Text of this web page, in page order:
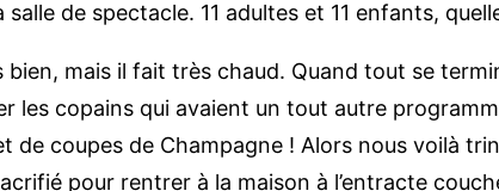
de spectacle. 11 adultes et 11 enfants,
mais il fait très chaud. Quand tout se
les copains qui avaient un tout autre
coupes de Champagne ! Alors nous voilà
pour rentrer à la maison à l’entracte